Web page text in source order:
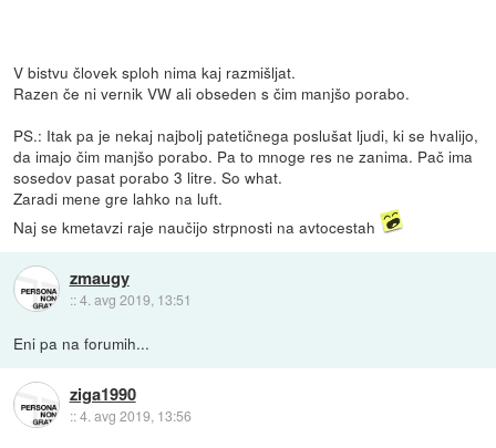
V bistvu človek sploh nima kaj razmišljat.
Razen če ni vernik VW ali obseden s čim manjšo porabo.
PS.: Itak pa je nekaj najbolj patetičnega poslušat ljudi, ki se hvalijo,
da imajo čim manjšo porabo. Pa to mnoge res ne zanima. Pač ima
sosedov pasat porabo 3 litre. So what.
Zaradi mene gre lahko na luft.
Naj se kmetavzi raje naučijo strpnosti na avtocestah
zmaugy
::4. avg 2019, 13:51
Eni pa na forumih...
ziga1990
::4. avg 2019, 13:56